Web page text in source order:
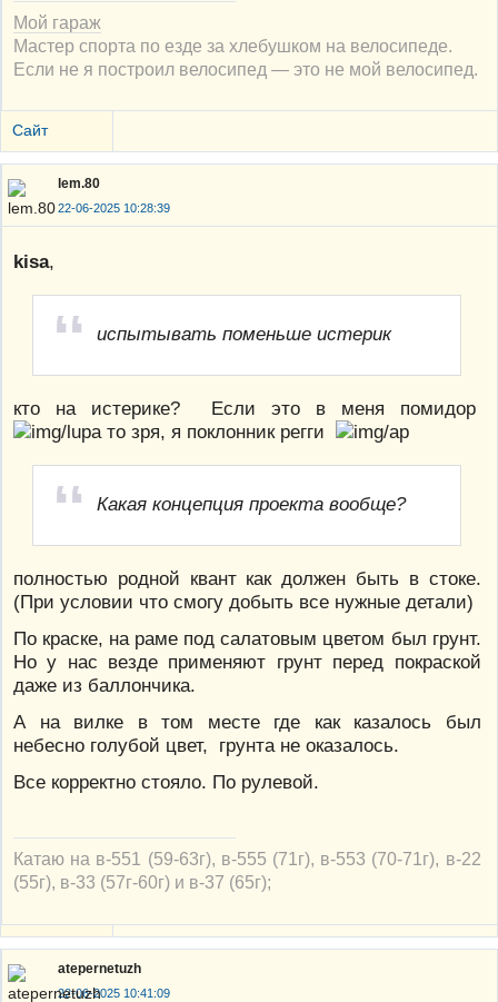
Мой гараж
Мастер спорта по езде за хлебушком на велосипеде.
Если не я построил велосипед — это не мой велосипед.
Сайт
lem.80
22-06-2025 10:28:39
kisa,
испытывать поменьше истерик
кто на истерике? Если это в меня помидор
то зря, я поклонник регги
Какая концепция проекта вообще?
полностью родной квант как должен быть в стоке.
(При условии что смогу добыть все нужные детали)
По краске, на раме под салатовым цветом был грунт.
Но у нас везде применяют грунт перед покраской
даже из баллончика.
А на вилке в том месте где как казалось был
небесно голубой цвет, грунта не оказалось.
Все корректно стояло. По рулевой.
Катаю на в-551 (59-63г), в-555 (71г), в-553 (70-71г), в-22
(55г), в-33 (57г-60г) и в-37 (65г);
atepernetuzh
22-06-2025 10:41:09